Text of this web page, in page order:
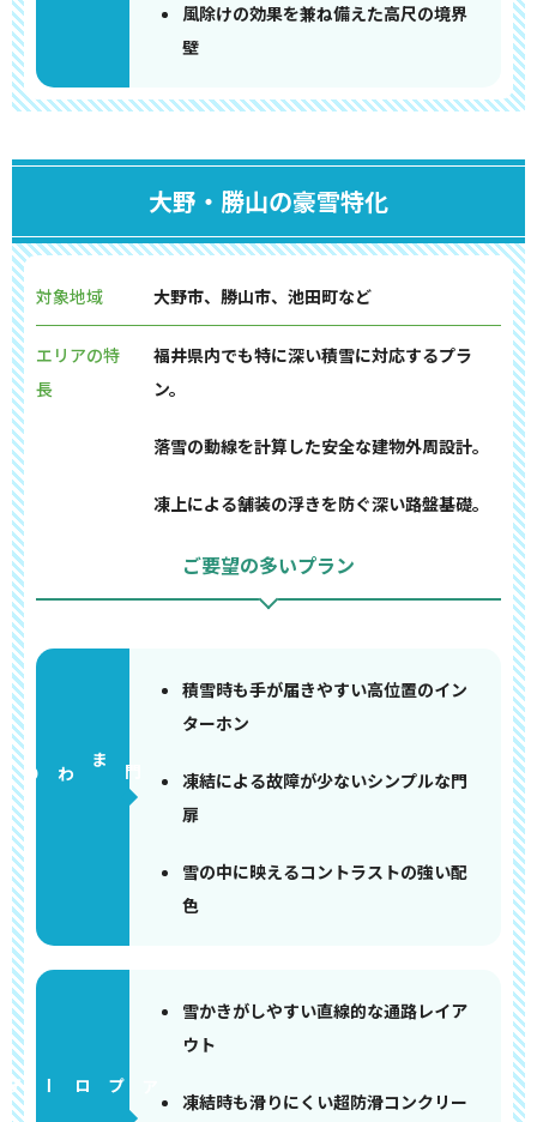
風除けの効果を兼ね備えた高尺の境界
壁
大野・勝山の豪雪特化
対象地域 大野市、勝山市、池田町など
エリアの特
長
福井県内でも特に深い積雪に対応するプラ
ン。
落雪の動線を計算した安全な建物外周設計。
凍上による舗装の浮きを防ぐ深い路盤基礎。
ご要望の多いプラン
門まわり
積雪時も手が届きやすい高位置のイン
ターホン
凍結による故障が少ないシンプルな門
扉
雪の中に映えるコントラストの強い配
色
アプローチ
雪かきがしやすい直線的な通路レイア
ウト
凍結時も滑りにくい超防滑コンクリー